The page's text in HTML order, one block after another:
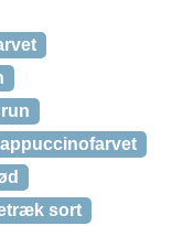
sort